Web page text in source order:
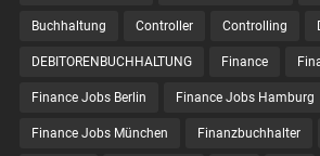
Buchhaltung Controller Controlling
DEBITORENBUCHHALTUNG Finance
Finance Jobs Berlin Finance Jobs Hamburg
Finance Jobs München Finanzbuchhalter